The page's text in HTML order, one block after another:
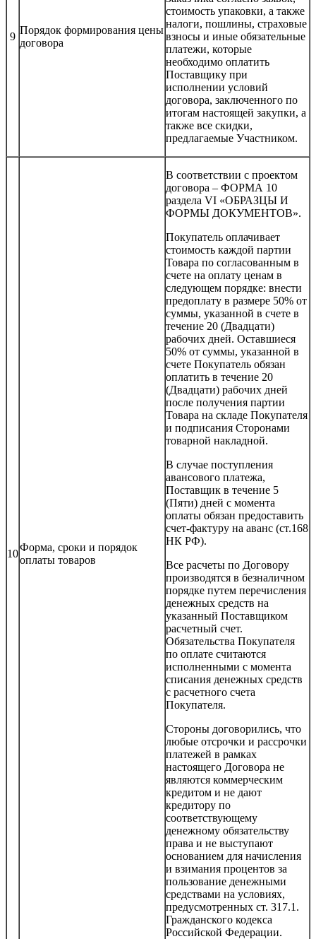
9
Порядок формирования цены
договора
стоимость упаковки, а также
налоги, пошлины, страховые
взносы и иные обязательные
платежи, которые
необходимо оплатить
Поставщику при
исполнении условий
договора, заключенного по
итогам настоящей закупки, а
также все скидки,
предлагаемые Участником.
10
Форма, сроки и порядок
оплаты товаров
В соответствии с проектом
договора – ФОРМА 10
раздела VI «ОБРАЗЦЫ И
ФОРМЫ ДОКУМЕНТОВ».
Покупатель оплачивает
стоимость каждой партии
Товара по согласованным в
счете на оплату ценам в
следующем порядке: внести
предоплату в размере 50% от
суммы, указанной в счете в
течение 20 (Двадцати)
рабочих дней. Оставшиеся
50% от суммы, указанной в
счете Покупатель обязан
оплатить в течение 20
(Двадцати) рабочих дней
после получения партии
Товара на складе Покупателя
и подписания Сторонами
товарной накладной.
В случае поступления
авансового платежа,
Поставщик в течение 5
(Пяти) дней с момента
оплаты обязан предоставить
счет-фактуру на аванс (ст.168
НК РФ).
Все расчеты по Договору
производятся в безналичном
порядке путем перечисления
денежных средств на
указанный Поставщиком
расчетный счет.
Обязательства Покупателя
по оплате считаются
исполненными с момента
списания денежных средств
с расчетного счета
Покупателя.
Стороны договорились, что
любые отсрочки и рассрочки
платежей в рамках
настоящего Договора не
являются коммерческим
кредитом и не дают
кредитору по
соответствующему
денежному обязательству
права и не выступают
основанием для начисления
и взимания процентов за
пользование денежными
средствами на условиях,
предусмотренных ст. 317.1.
Гражданского кодекса
Российской Федерации.